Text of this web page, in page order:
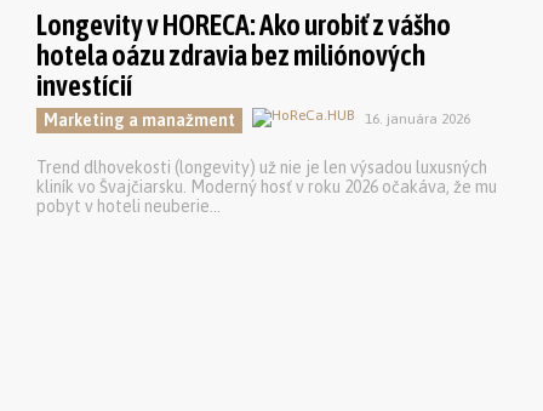
Longevity v HORECA: Ako urobiť z vášho
hotela oázu zdravia bez miliónových
investícií
Marketing a manažment 16. januára 2026
Trend dlhovekosti (longevity) už nie je len výsadou luxusných
kliník vo Švajčiarsku. Moderný hosť v roku 2026 očakáva, že mu
pobyt v hoteli neuberie...